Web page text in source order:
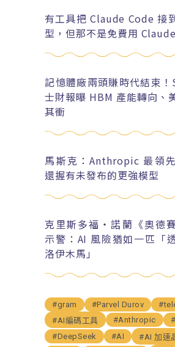
有工具把 Claude Code 接
型，但那不是免費用 Claude
記憶體廠兩頭賺時代結束！
士財報曝 HBM 產能轉向、
其衝
馬斯克：Anthropic 最領
還握有未發布的更強模型
克里斯多福・諾蘭《奧德
示警：AI 風險猶如一匹「
洛伊木馬」
#gram #Parvel Durov
#AI編碼工具
#Anthropic
#DeepSeek
#AI #AI 加速